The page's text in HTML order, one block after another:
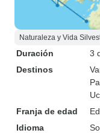
Naturaleza y Vida
Duración
3
Destinos
Franja de edad
Idioma